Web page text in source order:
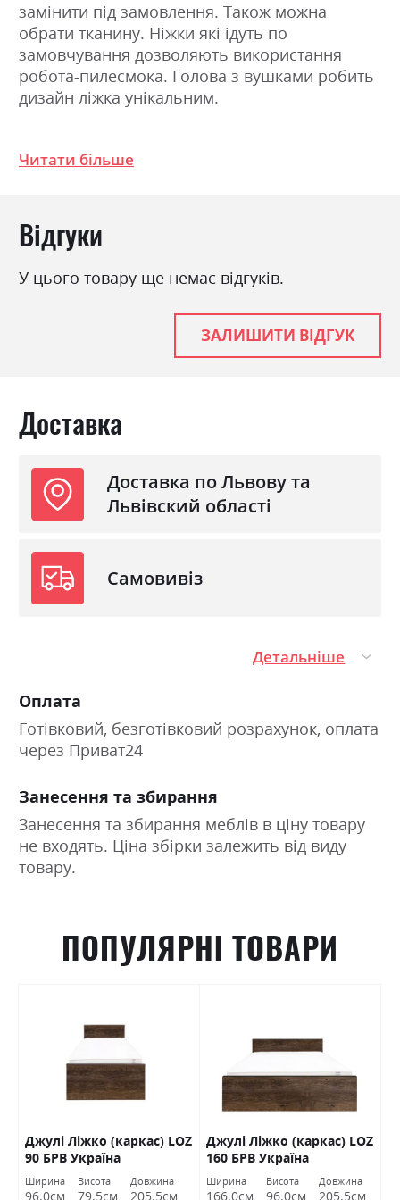
замінити під замовлення. Також можна
обрати тканину. Ніжки які ідуть по
замовчування дозволяють використання
робота-пилесмока. Голова з вушками робить
дизайн ліжка унікальним.
Фабрика:
Стиль
Ніша для білизни
ні
160х200
Читати більше
Відгуки
У цього товару ще немає відгуків.
ЗАЛИШИТИ ВІДГУК
Доставка
Доставка по Львову та
Львівский області
Самовивіз
Детальніше
Оплата
Готівковий, безготівковий розрахунок, оплата
через Приват24
Занесення та збирання
Занесення та збирання меблів в ціну товару
не входять. Ціна збірки залежить від виду
товару.
ПОПУЛЯРНІ ТОВАРИ
Джулі Ліжко (каркас) LOZ
90 БРВ Україна
Ширина
96.0см
Висота
79.5см
Довжина
205.5см
Джулі Ліжко (каркас) LOZ
160 БРВ Україна
Ширина
166.0см
Висота
96.0см
Довжина
205.5см